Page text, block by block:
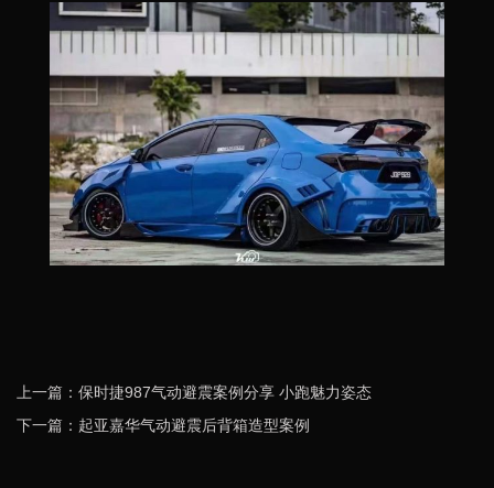
上一篇：保时捷987气动避震案例分享 小跑魅力姿态
下一篇：起亚嘉华气动避震后背箱造型案例